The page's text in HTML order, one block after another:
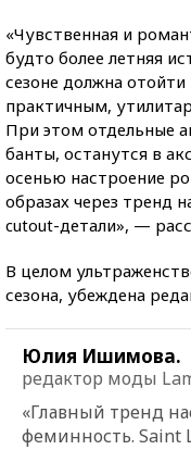
«Чувственная и
будто более летняя
сезоне должна
практичным,
При этом отдельные
банты, останутся в
осенью настроение
образах через тренд
cutout-детали», —
В целом
сезона, убеждена
Юлия Ишимова.
редактор моды
«Главный тренд
феминность. Saint